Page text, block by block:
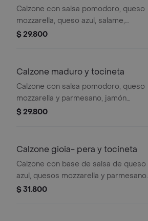
Calzone con salsa pomodoro, queso
mozzarella, queso azul, salame,
aceitunas negras y peperoncino.
$ 29.800
Calzone maduro y tocineta
Calzone con salsa pomodoro, queso
mozzarella y parmesano, jamón
serrano y maduro. .
$ 29.800
Calzone gioia- pera y tocineta
Calzone con base de salsa de queso
azul, quesos mozzarella y parmesano,
tocineta, peras caramelizadas y un
$ 31.800